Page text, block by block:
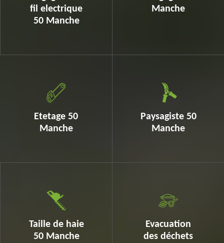
fil electrique
50 Manche
Manche
Etetage 50
Manche
Paysagiste 50
Manche
Taille de haie
50 Manche
Evacuation
des déchets